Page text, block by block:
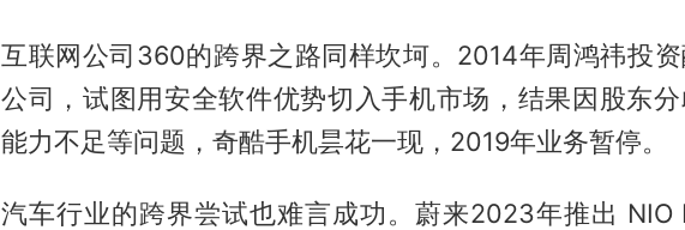
互联网公司360的跨界之路同样坎坷。2014年周鸿祎投
公司，试图用安全软件优势切入手机市场，结果因股东
能力不足等问题，奇酷手机昙花一现，2019年业务暂停。
汽车行业的跨界尝试也难言成功。蔚来2023年推出 NIO